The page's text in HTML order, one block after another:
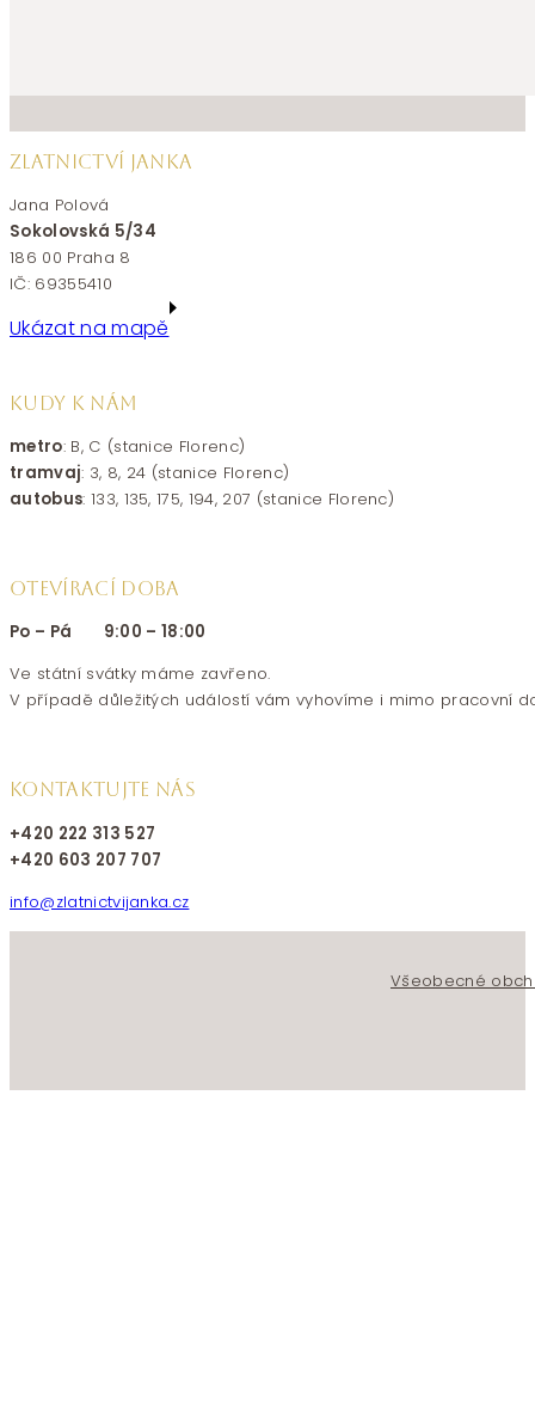
ZLATNICTVÍ JANKA
Jana Polová
Sokolovská 5/34
186 00 Praha 8
IČ: 69355410
Ukázat na mapě
KUDY K NÁM
metro: B, C (stanice Florenc)
tramvaj: 3, 8, 24 (stanice Florenc)
autobus: 133, 135, 175, 194, 207 (stanice Florenc)
OTEVÍRACÍ DOBA
Po – Pá 9:00 – 18:00
Ve státní svátky máme zavřeno.
V případě důležitých událostí vám vyhovíme i mimo pracovní
KONTAKTUJTE NÁS
+420 222 313 527
+420 603 207 707
info@zlatnictvijanka.cz
Všeobecné